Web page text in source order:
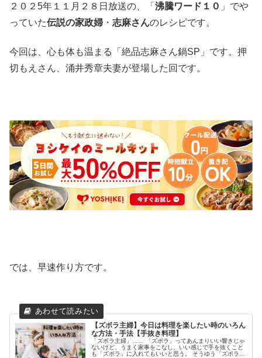
２０２5年１１月２８日放送の、「 沸騰ワード１０ 」でや
っていた伝説の家政婦 ・ 志麻さんのレシピです。
今回は、心も体も温まる「絶品志麻さん鍋SP」です。押
切もえさん、涌井秀章夫妻が登場した回です。
では、早速作り方です。
【ズボラ主婦】今日は料理を楽したい時のいろん
な方法・手法【手抜き料理】
「ズボラ主婦」…… 「ズボラ」ってあんまりいい響きじゃ
ないけど、うまく家事をこなし、いい感じで手を抜くこと
も「ズボラ」に入れてもいいと思う。 そうゆう「ズボラ主